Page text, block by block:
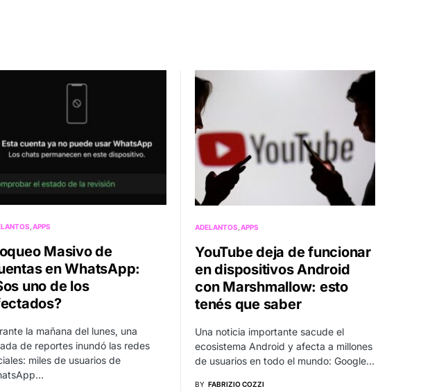
APPS
Masivo de
en WhatsApp:
uno de los
la mañana del lunes, una
de reportes inundó las redes
miles de usuarios de
ADELANTOS APPS
YouTube deja de funcionar
en dispositivos Android
con Marshmallow: esto
tenés que saber
Una noticia importante sacude el
ecosistema Android y afecta a millones
de usuarios en todo el mundo: Google…
BY FABRIZIO COZZI